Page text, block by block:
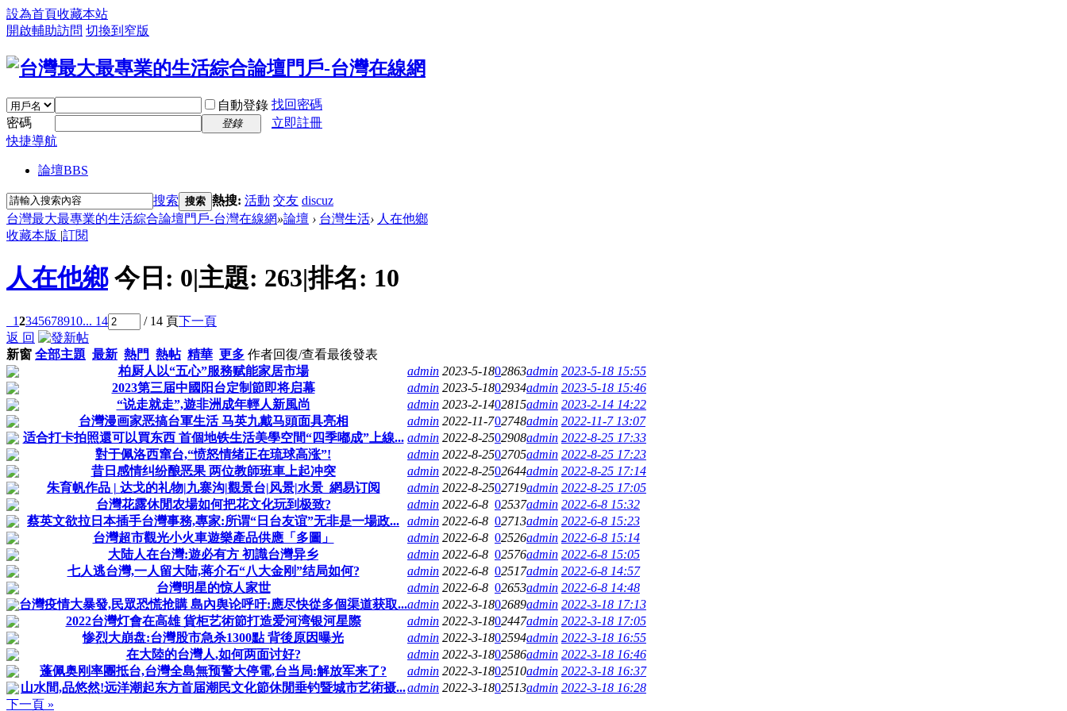
設為首頁收藏本站
開啟輔助訪問 切換到窄版
自動登錄 找回密碼
密碼
登錄
立即註冊
快捷導航
論壇BBS
搜索 搜索 熱搜: 活動 交友 discuz
台灣最大最專業的生活綜合論壇門戶-台灣在線網»論壇 › 台灣生活› 人在他鄉
收藏本版 |訂閱
人在他鄉 今日: 0|主題: 263|排名: 10
12345678910... 14 / 14 頁下一頁
返 回
新窗 全部主題 最新 熱門 熱帖 精華 更多 作者回復/查看最後發表
柏厨人以“五心”服務赋能家居市場
admin 2023-5-1802863admin 2023-5-18 15:55
2023第三届中國阳台定制節即将启幕
admin 2023-5-1802934admin 2023-5-18 15:46
“说走就走”,遊非洲成年輕人新風尚
admin 2023-2-1402815admin 2023-2-14 14:22
台灣漫画家恶搞台軍生活 马英九戴马頭面具亮相
admin 2022-11-702748admin 2022-11-7 13:07
适合打卡拍照還可以買东西 首個地铁生活美學空間“四季嘟成”上線... admin 2022-8-2502908admin 2022-8-25 17:33
對于佩洛西窜台,“愤怒情绪正在琉球高涨”!
admin 2022-8-2502705admin 2022-8-25 17:23
昔日感情纠纷酿恶果 两位教師班車上起冲突
admin 2022-8-2502644admin 2022-8-25 17:14
朱育帆作品 | 达戈的礼物|九寨沟|觀景台|风景|水景_網易订阅
admin 2022-8-2502719admin 2022-8-25 17:05
台灣花露休閒农場如何把花文化玩到极致?
admin 2022-6-8 02537admin 2022-6-8 15:32
蔡英文欲拉日本插手台灣事務,專家:所谓“日台友谊”无非是一場政... admin 2022-6-8 02713admin 2022-6-8 15:23
台灣超市觀光小火車遊樂產品供應「多圖」
admin 2022-6-8 02526admin 2022-6-8 15:14
大陆人在台灣:遊必有方 初識台灣异乡
admin 2022-6-8 02576admin 2022-6-8 15:05
七人逃台灣,一人留大陆,蒋介石“八大金刚”结局如何?
admin 2022-6-8 02517admin 2022-6-8 14:57
台灣明星的惊人家世
admin 2022-6-8 02653admin 2022-6-8 14:48
台灣疫情大暴發,民眾恐慌抢購 島內舆论呼吁:應尽快從多個渠道获取...admin 2022-3-1802689admin 2022-3-18 17:13
2022台灣灯會在高雄 貨柜艺術節打造爱河湾银河星際
admin 2022-3-1802447admin 2022-3-18 17:05
惨烈大崩盘:台灣股市急杀1300點 背後原因曝光
admin 2022-3-1802594admin 2022-3-18 16:55
在大陸的台灣人,如何两面讨好?
admin 2022-3-1802586admin 2022-3-18 16:46
蓬佩奥刚率團抵台,台灣全島無预警大停電,台当局:解放军来了?
admin 2022-3-1802510admin 2022-3-18 16:37
山水間,品悠然!远洋潮起东方首届潮民文化節休閒垂钓暨城市艺術摄...admin 2022-3-1802513admin 2022-3-18 16:28
下一頁 »